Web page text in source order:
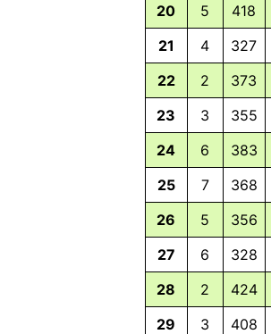
20
5 418
21
4 327
22
2 373
23
3 355
24
6 383
25
7 368
26
5 356
27
6 328
28
2 424
29
3 408